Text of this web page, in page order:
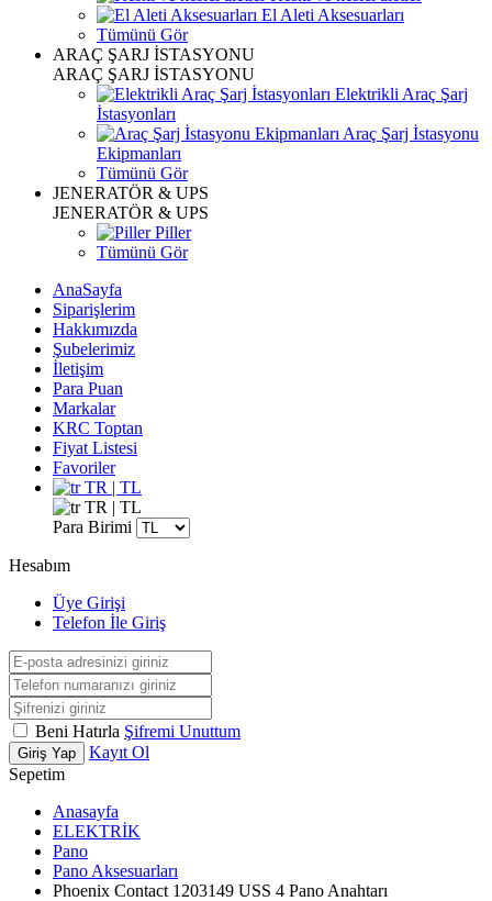
El Aleti Aksesuarları
Tümünü Gör
ARAÇ ŞARJ İSTASYONU
ARAÇ ŞARJ İSTASYONU
Elektrikli Araç Şarj
İstasyonları
Araç Şarj İstasyonu
Ekipmanları
Tümünü Gör
JENERATÖR & UPS
JENERATÖR & UPS
Piller
Tümünü Gör
AnaSayfa
Siparişlerim
Hakkımızda
Şubelerimiz
İletişim
Para Puan
Markalar
KRC Toptan
Fiyat Listesi
Favoriler
TR | TL
TR | TL
Para Birimi
Hesabım
Üye Girişi
Telefon İle Giriş
Beni Hatırla Şifremi Unuttum
Giriş Yap
Kayıt Ol
Sepetim
Anasayfa
ELEKTRİK
Pano
Pano Aksesuarları
Phoenix Contact 1203149 USS 4 Pano Anahtarı